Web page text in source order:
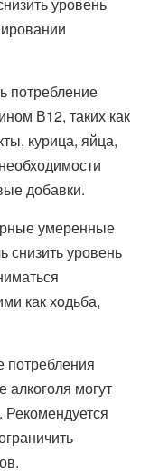
потребление
В12, таких как
курица, яйца,
добавки.
умеренные
снизить уровень
как ходьба,
потребления
алкоголя могут